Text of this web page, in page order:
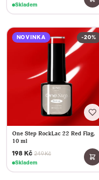
Skladem
-20%
NOVINKA
One Step RockLac 22 Red Flag,
10 ml
198 Kč 249 Kč
Skladem